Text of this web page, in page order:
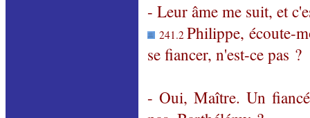
- Leur âme me suit, et
241.2Philippe, écoute-
se fiancer, n'est-ce pas ?
- Oui, Maître. Un